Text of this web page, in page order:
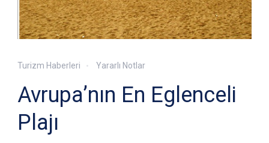
Turizm Haberleri Yararlı Notlar
Avrupa’nın En Eglenceli
Plajı